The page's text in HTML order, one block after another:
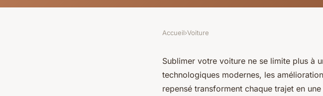
Accueil›Voiture
Sublimer votre voiture ne se limite plus à
technologiques modernes, les
repensé transforment chaque trajet en